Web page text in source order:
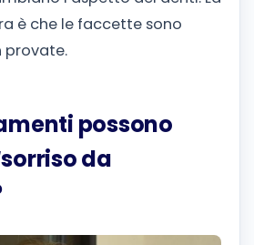
è che le faccette sono
provate.
possono
da